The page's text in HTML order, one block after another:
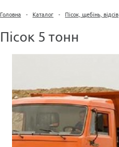
Головна - Каталог - Пісок, щебінь, відсів
Пісок 5 тонн